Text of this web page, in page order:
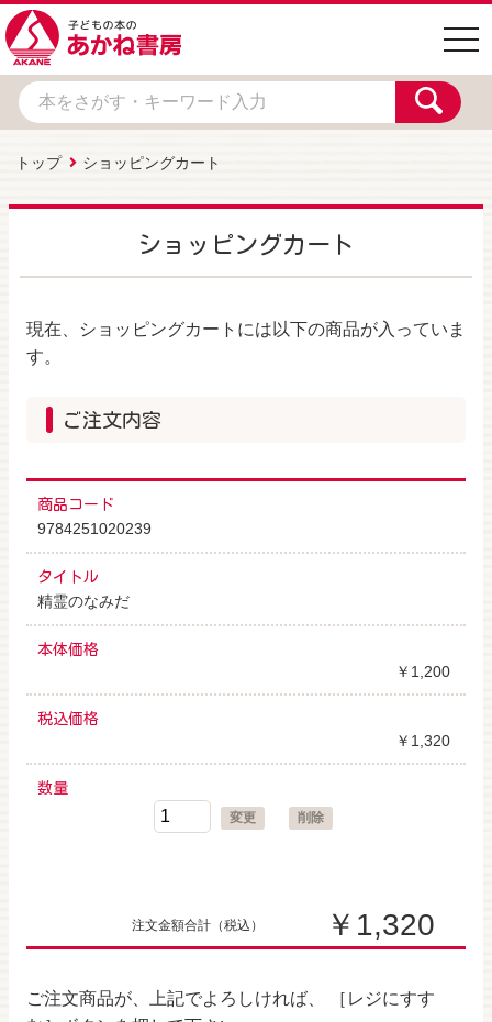
トップ ショッピングカート
ショッピングカート
現在、ショッピングカートには以下の商品が入っていま
す。
ご注文内容
商品コード
9784251020239
タイトル
精霊のなみだ
本体価格
￥1,200
税込価格
￥1,320
数量
変更
削除
注文金額合計 （税込） ￥1,320
ご注文商品が、上記でよろしければ、 ［レジにすす